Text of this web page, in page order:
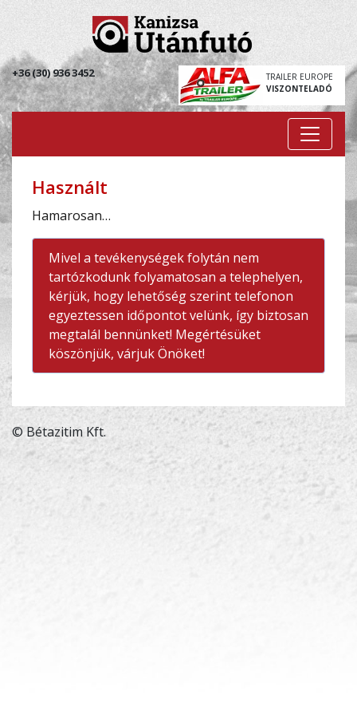
+36 (30) 936 3452
TRAILER EUROPE
VISZONTELADÓ
Használt
Hamarosan…
Mivel a tevékenységek folytán nem
tartózkodunk folyamatosan a telephelyen,
kérjük, hogy lehetőség szerint telefonon
egyeztessen időpontot velünk, így biztosan
megtalál bennünket! Megértésüket
köszönjük, várjuk Önöket!
© Bétazitim Kft.